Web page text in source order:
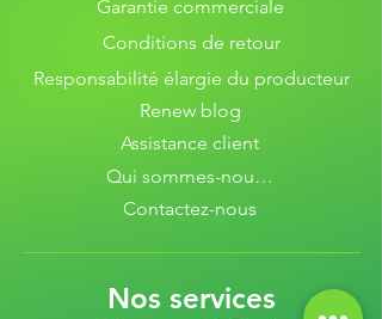
Garantie commerciale
Conditions de retour
Responsabilité élargie du producteur
Renew blog
Assistance client
Qui sommes-nous ?
Contactez-nous
Nos services